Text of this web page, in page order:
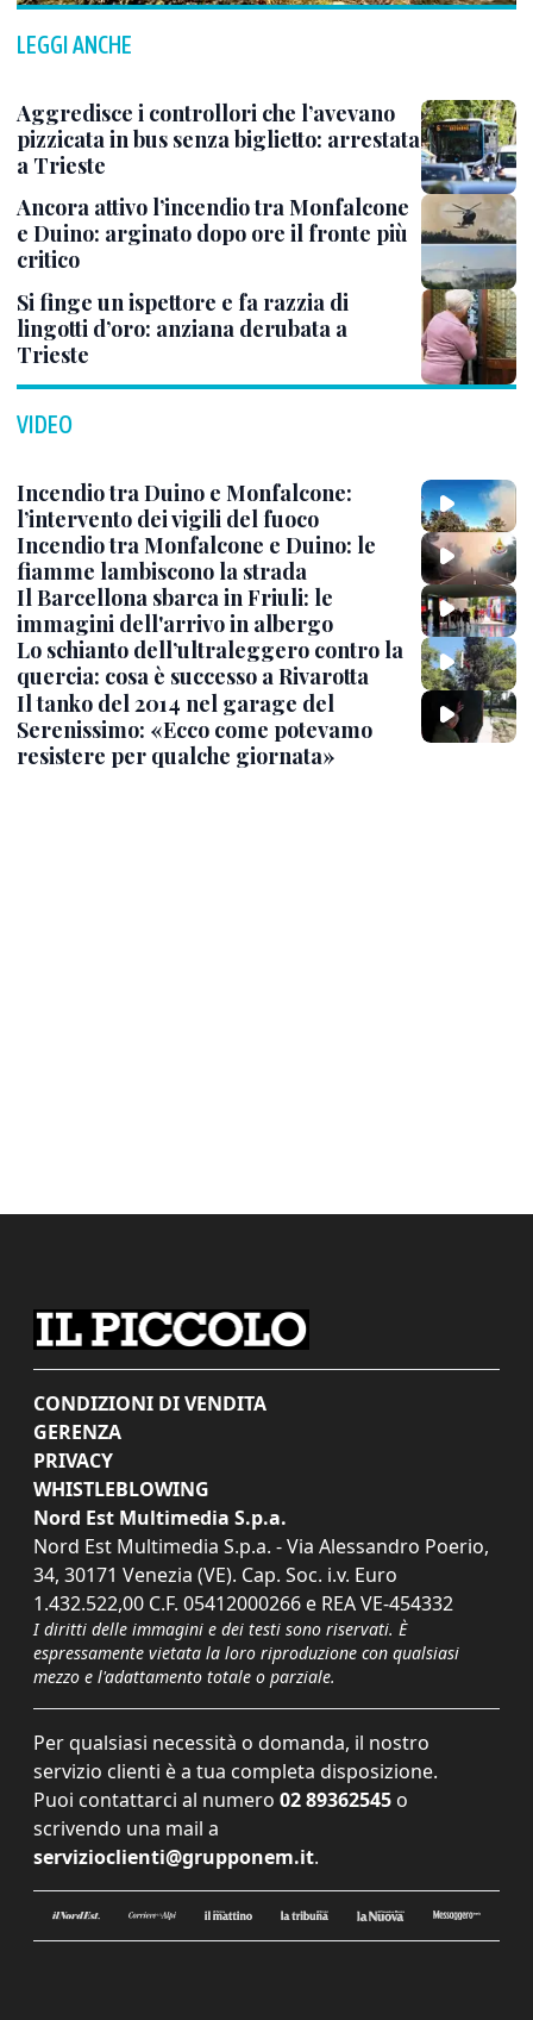
LEGGI ANCHE
Aggredisce i controllori che l’avevano
pizzicata in bus senza biglietto: arrestata
a Trieste
Ancora attivo l’incendio tra Monfalcone
e Duino: arginato dopo ore il fronte più
critico
Si finge un ispettore e fa razzia di
lingotti d’oro: anziana derubata a
Trieste
VIDEO
Incendio tra Duino e Monfalcone:
l’intervento dei vigili del fuoco
Incendio tra Monfalcone e Duino: le
fiamme lambiscono la strada
Il Barcellona sbarca in Friuli: le
immagini dell'arrivo in albergo
Lo schianto dell’ultraleggero contro la
quercia: cosa è successo a Rivarotta
Il tanko del 2014 nel garage del
Serenissimo: «Ecco come potevamo
resistere per qualche giornata»
CONDIZIONI DI VENDITA
GERENZA
PRIVACY
WHISTLEBLOWING
Nord Est Multimedia S.p.a.
Nord Est Multimedia S.p.a. - Via Alessandro Poerio,
34, 30171 Venezia (VE). Cap. Soc. i.v. Euro
1.432.522,00 C.F. 05412000266 e REA VE-454332
I diritti delle immagini e dei testi sono riservati. È
espressamente vietata la loro riproduzione con qualsiasi
mezzo e l'adattamento totale o parziale.
Per qualsiasi necessità o domanda, il nostro
servizio clienti è a tua completa disposizione.
Puoi contattarci al numero 02 89362545 o
scrivendo una mail a
servizioclienti@grupponem.it.